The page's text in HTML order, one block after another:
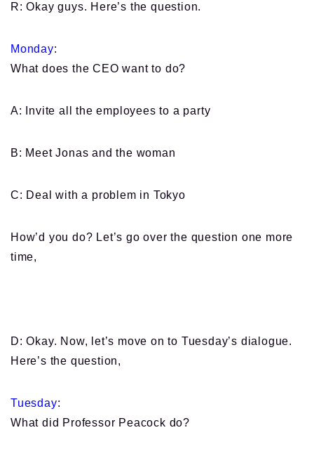
R: Okay guys. Here’s the question.
Monday:
What does the CEO want to do?
A: Invite all the employees to a party
B: Meet Jonas and the woman
C: Deal with a problem in Tokyo
How’d you do? Let’s go over the question one more
time,
D: Okay. Now, let’s move on to Tuesday’s dialogue.
Here’s the question,
Tuesday:
What did Professor Peacock do?